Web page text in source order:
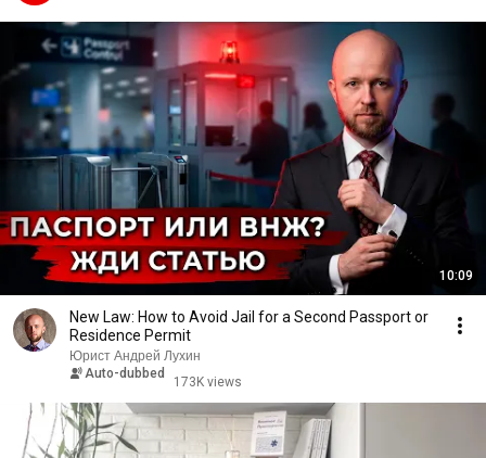
10:09
New Law: How to Avoid Jail for a Second Passport or
Residence Permit
Юрист Андрей Лухин
Auto-dubbed
173K views